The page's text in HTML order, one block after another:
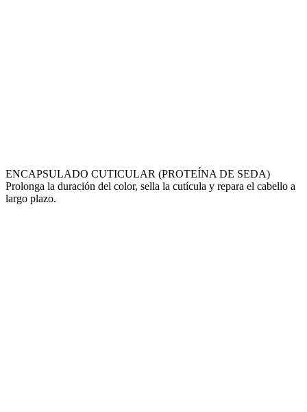
ENCAPSULADO CUTICULAR (PROTEÍNA DE SEDA)
Prolonga la duración del color, sella la cutícula y repara el cabello a
largo plazo.